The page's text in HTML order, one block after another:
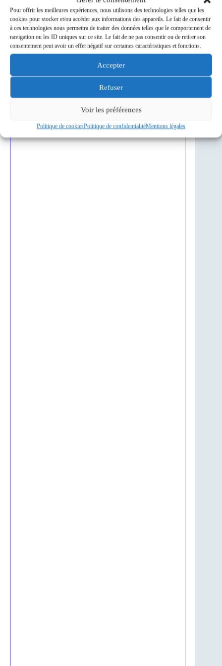
Pour offrir les meilleures expériences, nous utilisons des technologies telles que les
cookies pour stocker et/ou accéder aux informations des appareils. Le fait de consentir
à ces technologies nous permettra de traiter des données telles que le comportement de
navigation ou les ID uniques sur ce site. Le fait de ne pas consentir ou de retirer son
consentement peut avoir un effet négatif sur certaines caractéristiques et fonctions.
Accepter
Refuser
Voir les préférences
Politique de cookiesPolitique de confidentialitéMentions légales